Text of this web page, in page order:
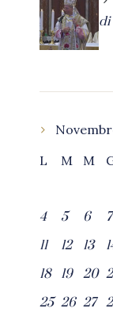
di
L
M M
4
5 6 7
11
12 13
18
19 20
25 26 27